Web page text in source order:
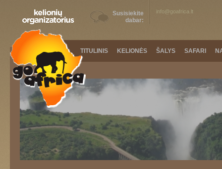
Susisiekite
dabar:
info@goafrica.lt
TITULINIS KELIONĖS ŠALYS SAFARI